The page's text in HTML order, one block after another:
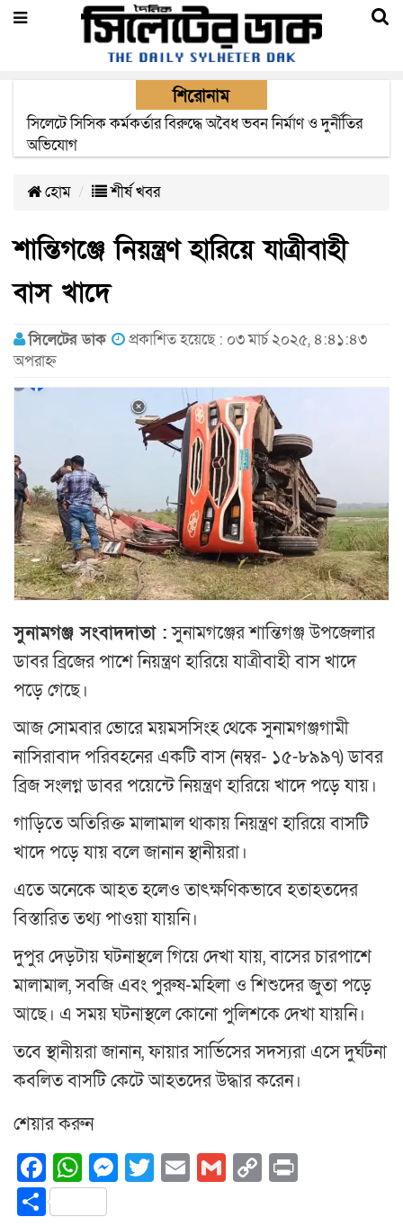
শিরোনাম
২২ ঘণ্টা পর ত্রুটি সেরে জেদ্দার উদ্দেশ্যে ছাড়লো বিমানের ফ্লাইট
হোম শীর্ষ খবর
শান্তিগঞ্জে নিয়ন্ত্রণ হারিয়ে যাত্রীবাহী
বাস খাদে
সিলেটের ডাক
প্রকাশিত হয়েছে : ০৩ মার্চ ২০২৫, ৪:৪১:৪৩
অপরাহ্ন
সুনামগঞ্জ সংবাদদাতা :সুনামগঞ্জের শান্তিগঞ্জ উপজেলার
ডাবর ব্রিজের পাশে নিয়ন্ত্রণ হারিয়ে যাত্রীবাহী বাস খাদে
পড়ে গেছে।
আজ সোমবার ভোরে ময়মসসিংহ থেকে সুনামগঞ্জগামী
নাসিরাবাদ পরিবহনের একটি বাস (নম্বর- ১৫-৮৯৯৭) ডাবর
ব্রিজ সংলগ্ন ডাবর পয়েন্টে নিয়ন্ত্রণ হারিয়ে খাদে পড়ে যায়।
গাড়িতে অতিরিক্ত মালামাল থাকায় নিয়ন্ত্রণ হারিয়ে বাসটি
খাদে পড়ে যায় বলে জানান স্থানীয়রা।
এতে অনেকে আহত হলেও তাৎক্ষণিকভাবে হতাহতদের
বিস্তারিত তথ্য পাওয়া যায়নি।
দুপুর দেড়টায় ঘটনাস্থলে গিয়ে দেখা যায়, বাসের চারপাশে
মালামাল, সবজি এবং পুরুষ-মহিলা ও শিশুদের জুতা পড়ে
আছে। এ সময় ঘটনাস্থলে কোনো পুলিশকে দেখা যায়নি।
তবে স্থানীয়রা জানান, ফায়ার সার্ভিসের সদস্যরা এসে দুর্ঘটনা
কবলিত বাসটি কেটে আহতদের উদ্ধার করেন।
শেয়ার করুন
Facebook
WhatsApp
Messenger
Twitter
EmailGmail
Copy
Share